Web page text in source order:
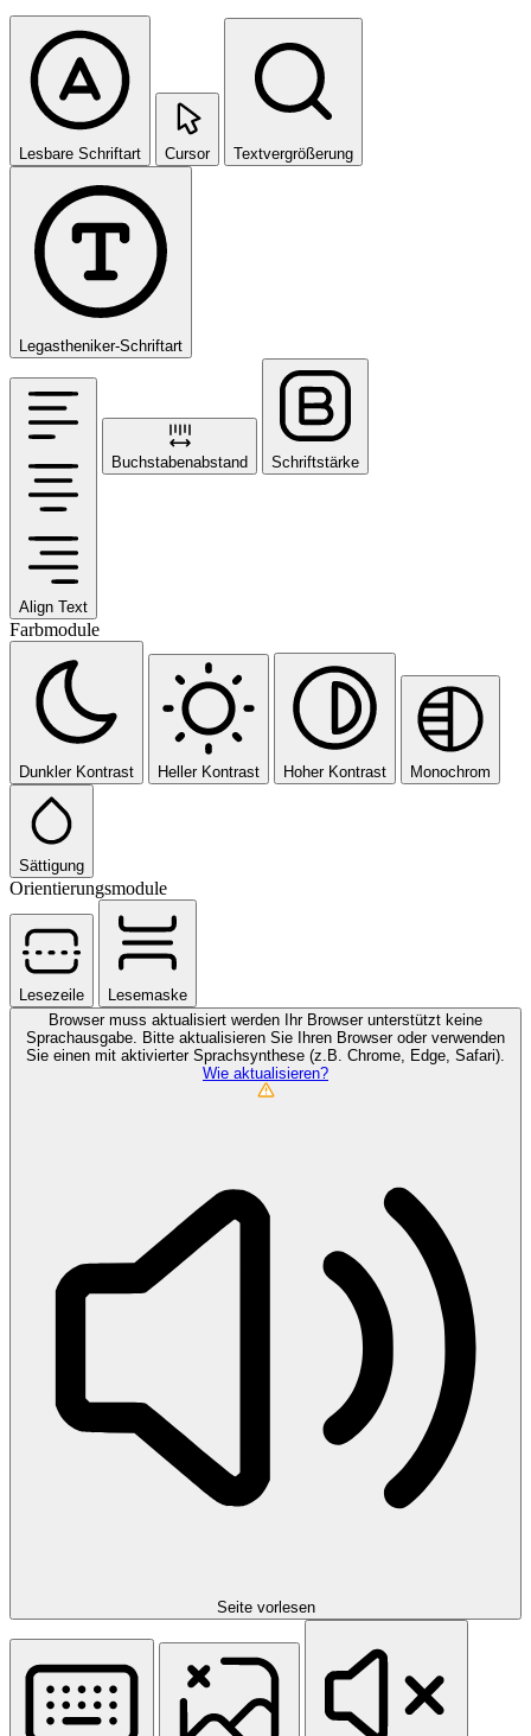
Lesbare Schriftart Cursor Textvergrößerung
Legastheniker-Schriftart
Align Text
Buchstabenabstand Schriftstärke
Farbmodule
Dunkler Kontrast Heller Kontrast Hoher Kontrast Monochrom
Sättigung
Orientierungsmodule
Lesezeile
Lesemaske
Browser muss aktualisiert werden
Ihr Browser unterstützt keine
Sprachausgabe. Bitte aktualisieren Sie Ihren Browser oder verwenden
Sie einen mit aktivierter Sprachsynthese (z.B. Chrome, Edge, Safari).
Wie aktualisieren?
Seite vorlesen